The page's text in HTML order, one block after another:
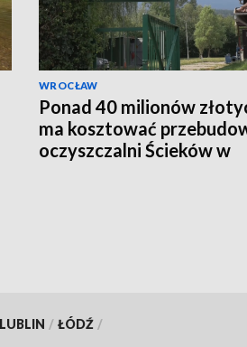
WROCŁAW
Ponad 40 milionów
ma kosztować
oczyszczalni Ścieków w
LUBLIN / ŁÓDŹ /